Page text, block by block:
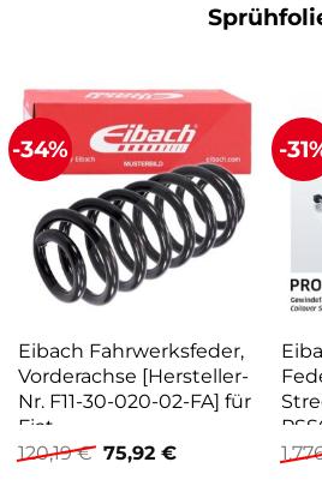
-34%
Eibach Fahrwerksfeder,
Vorderachse [Hersteller-
Nr. F11-30-020-02-FA] für
Fiat
120,19€ Ursprünglicher
Preis
75,92 €Aktueller
-